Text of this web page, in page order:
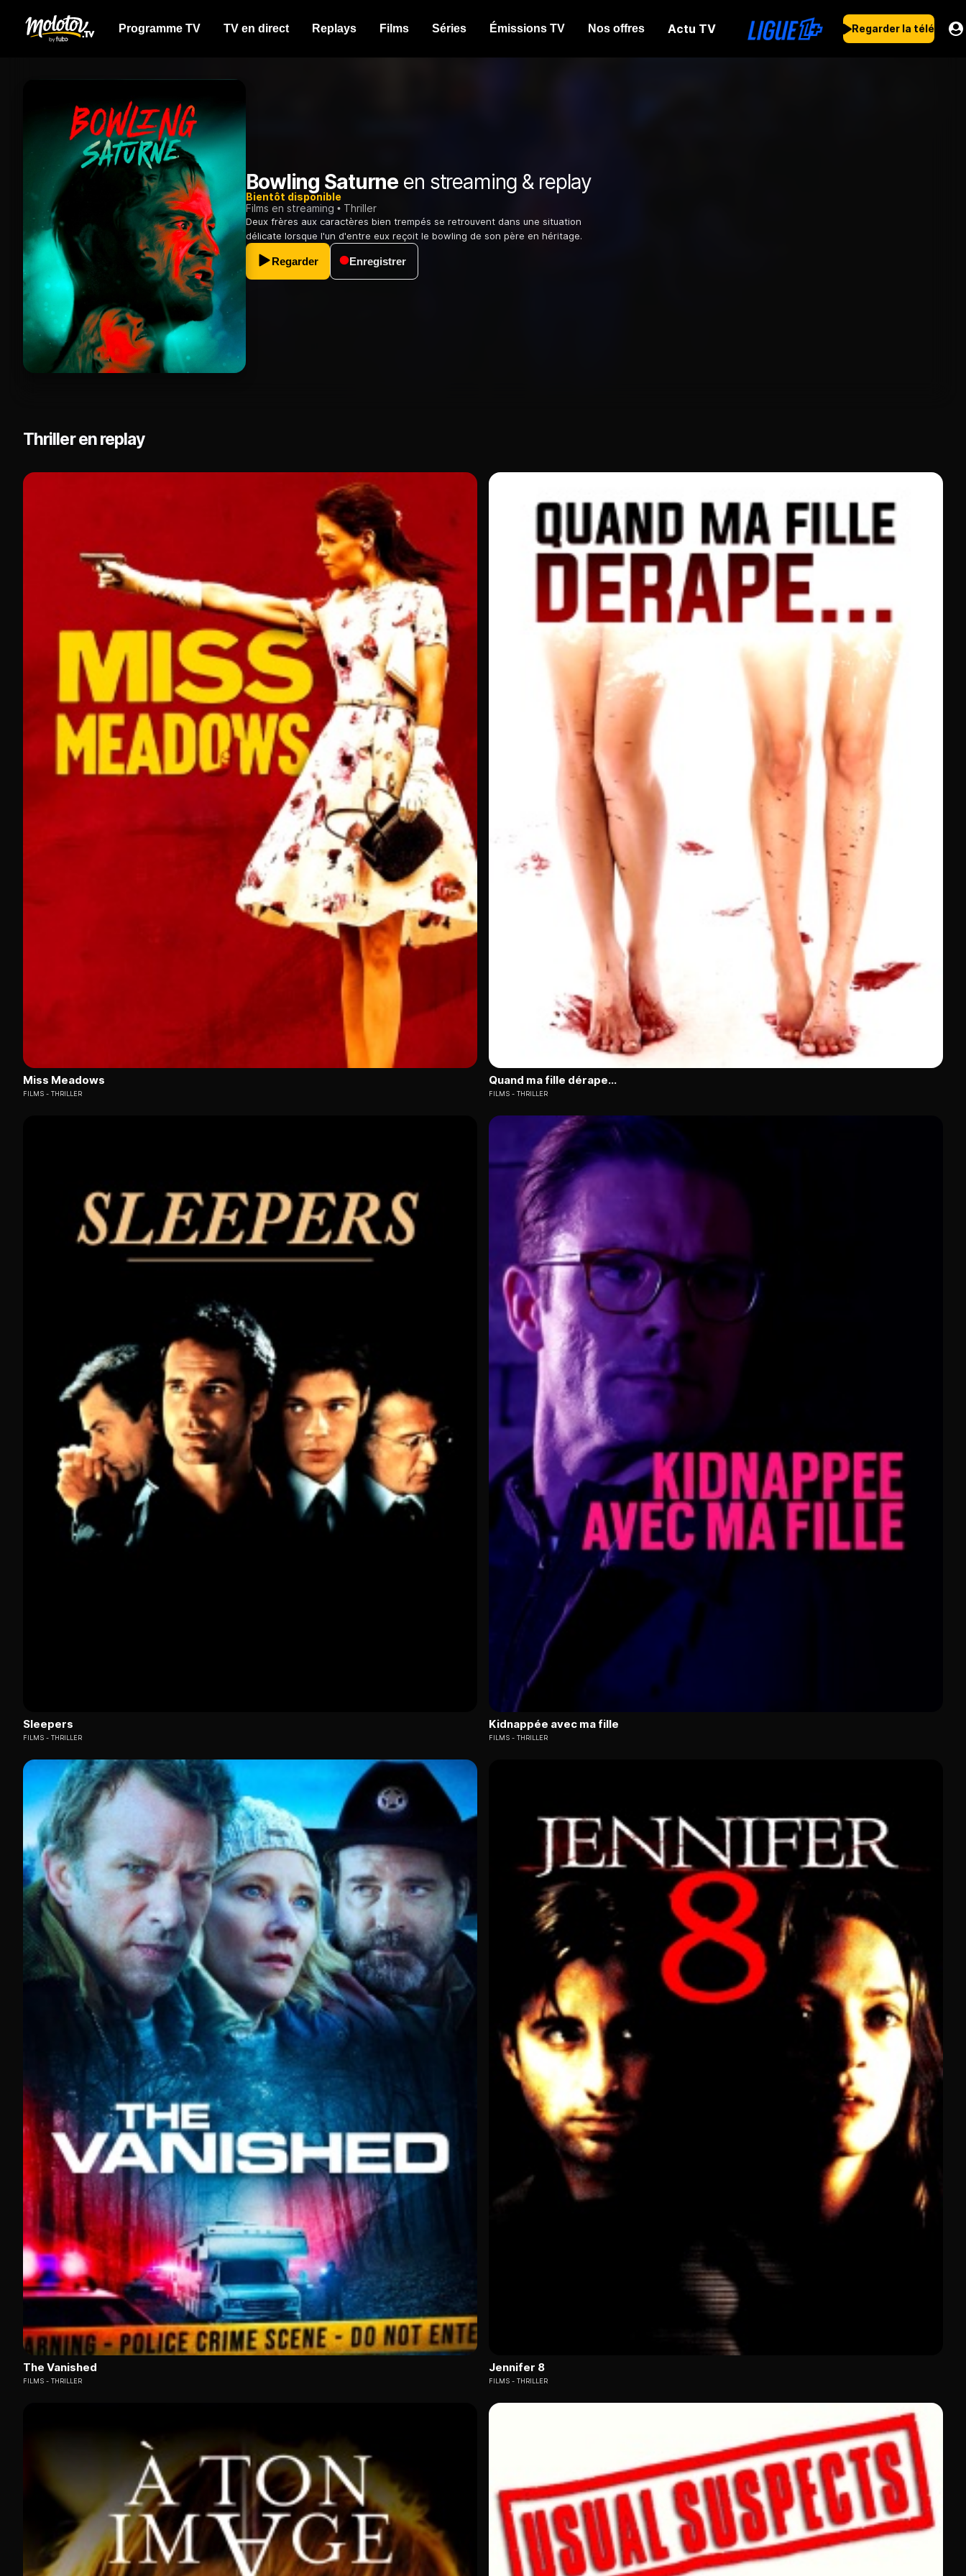
Programme TV TV en direct Replays Films Séries Émissions TV Nos offres Actu TV Regarder la télé
Bowling Saturne en streaming & replay
Bientôt disponible
Films en streaming
Thriller
Deux frères aux caractères bien trempés se retrouvent dans une situation
délicate lorsque l'un d'entre eux reçoit le bowling de son père en héritage.
Regarder Enregistrer
Thriller en replay
Miss Meadows
FILMS THRILLER
Quand ma fille dérape...
FILMS THRILLER
Sleepers
FILMS THRILLER
Kidnappée avec ma fille
FILMS THRILLER
The Vanished
FILMS THRILLER
Jennifer 8
FILMS THRILLER